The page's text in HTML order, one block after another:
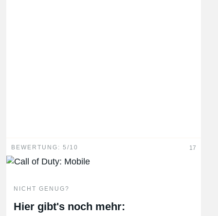
BEWERTUNG: 5/10 17
NICHT GENUG?
Hier gibt's noch mehr: